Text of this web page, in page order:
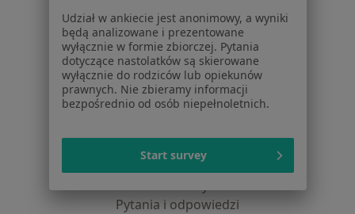
Dostępność
O nas
Praca Rekrutujemy!
Partnerzy
Centrum prasowe
Kontakt
Dla pacjentów
Lekarze
Pytania i odpowiedzi
Udział w ankiecie jest anonimowy, a wyniki
będą analizowane i prezentowane
wyłącznie w formie zbiorczej. Pytania
dotyczące nastolatków są skierowane
wyłącznie do rodziców lub opiekunów
prawnych. Nie zbieramy informacji
bezpośrednio od osób niepełnoletnich.
Start survey